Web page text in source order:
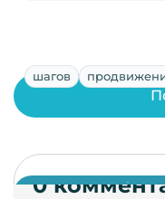
шагов
0